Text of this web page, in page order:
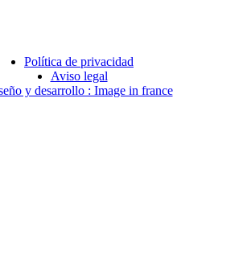
Política de privacidad
Aviso legal
y desarrollo : Image in france